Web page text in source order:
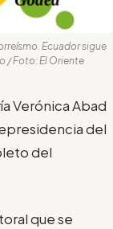
Ecuador sigue
/ Foto: El Oriente
Verónica Abad
del
del
que se